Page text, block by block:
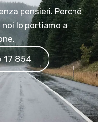
pensieri. Perché
lo portiamo a
17 854